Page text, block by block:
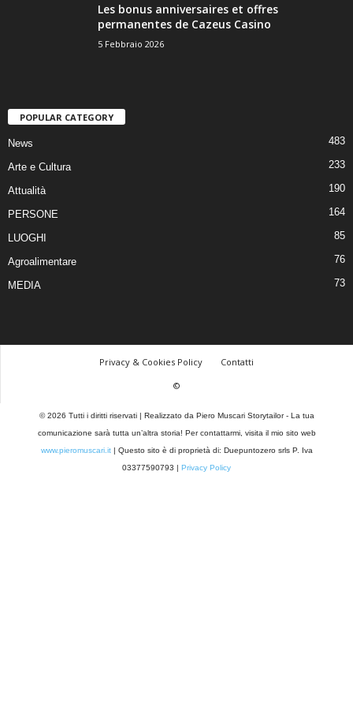
Les bonus anniversaires et offres
permanentes de Cazeus Casino
5 Febbraio 2026
POPULAR CATEGORY
News 483
Arte e Cultura 233
Attualità 190
PERSONE 164
LUOGHI 85
Agroalimentare 76
MEDIA 73
Privacy & Cookies Policy
Contatti
©
© 2026 Tutti i diritti riservati | Realizzato da Piero Muscari Storytailor - La tua
comunicazione sarà tutta un’altra storia! Per contattarmi, visita il mio sito web
www.pieromuscari.it| Questo sito è di proprietà di: Duepuntozero srls P. Iva
03377590793 | Privacy Policy